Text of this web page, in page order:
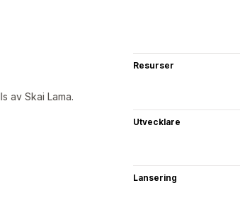
av Skai Lama.
Resurser
Utvecklare
Lansering